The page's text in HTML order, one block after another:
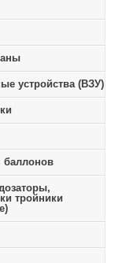
устройства (ВЗУ)
баллонов
тройники